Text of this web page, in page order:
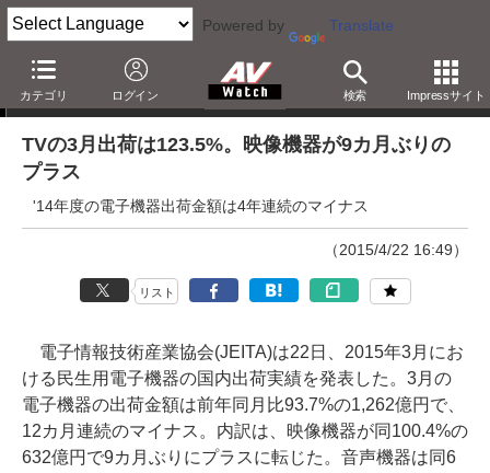
Powered by Translate
カテゴリ ログイン 検索 Impressサイト
ニュース
TVの3月出荷は123.5%。映像機器が9カ月ぶりの
プラス
'14年度の電子機器出荷金額は4年連続のマイナス
（2015/4/22 16:49）
リスト
電子情報技術産業協会(JEITA)は22日、2015年3月にお
ける民生用電子機器の国内出荷実績を発表した。3月の
電子機器の出荷金額は前年同月比93.7%の1,262億円で、
12カ月連続のマイナス。内訳は、映像機器が同100.4%の
632億円で9カ月ぶりにプラスに転じた。音声機器は同6